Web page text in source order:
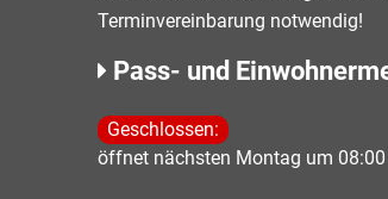
Terminvereinbarung notwendig!
Pass- und
Klicken, um weitere Öffnungs-
Geschlossen:
öffnet nächsten Montag um 08:00